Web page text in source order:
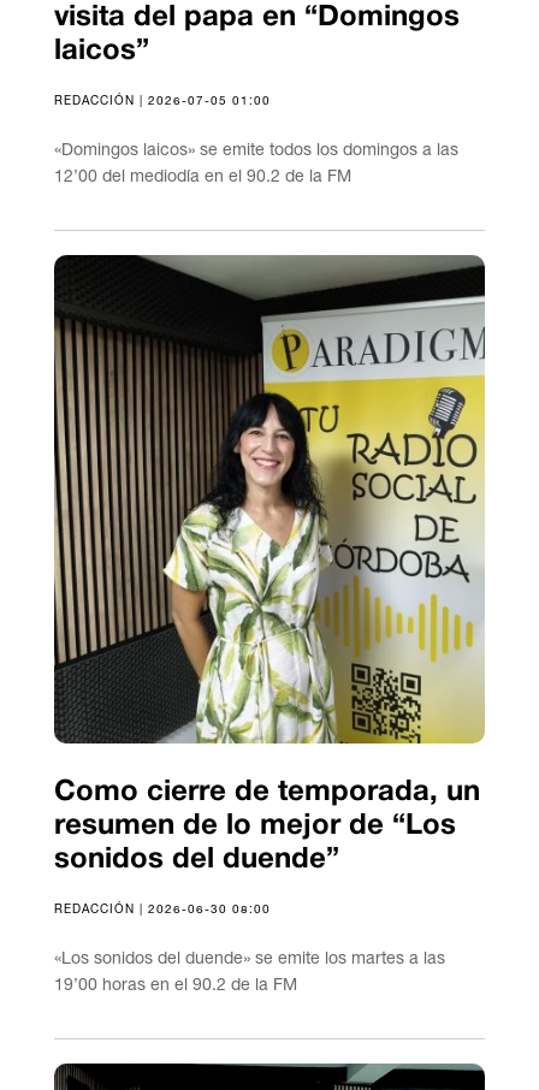
visita del papa en “Domingos
laicos”
REDACCIÓN | 2026-07-05 01:00
«Domingos laicos» se emite todos los domingos a las
12’00 del mediodía en el 90.2 de la FM
Como cierre de temporada, un
resumen de lo mejor de “Los
sonidos del duende”
REDACCIÓN | 2026-06-30 08:00
«Los sonidos del duende» se emite los martes a las
19’00 horas en el 90.2 de la FM